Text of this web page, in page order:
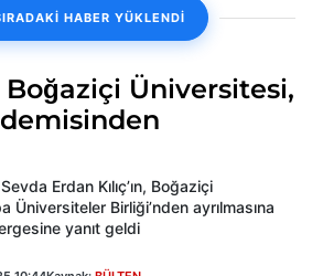
HABER YÜKLENDİ
Boğaziçi Üniversitesi,
Erdan Kılıç’ın, Boğaziçi
Üniversiteler Birliği’nden ayrılmasına
yanıt geldi